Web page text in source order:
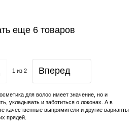
еще 6 товаров
1 из 2 Вперед
для волос имеет значение, но и
укладывать и заботиться о локонах. А в
качественные выпрямители и другие варианты
прядей.